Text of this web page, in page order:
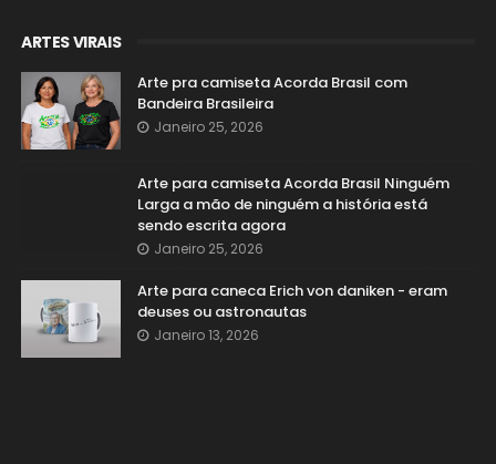
ARTES VIRAIS
Arte pra camiseta Acorda Brasil com
Bandeira Brasileira
Janeiro 25, 2026
Arte para camiseta Acorda Brasil Ninguém
Larga a mão de ninguém a história está
sendo escrita agora
Janeiro 25, 2026
Arte para caneca Erich von daniken - eram
deuses ou astronautas
Janeiro 13, 2026